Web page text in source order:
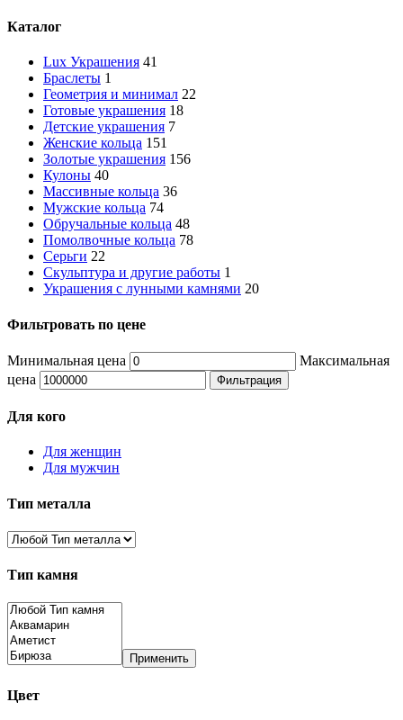
Каталог
Lux Украшения 41
Браслеты 1
Геометрия и минимал 22
Готовые украшения 18
Детские украшения 7
Женские кольца 151
Золотые украшения 156
Кулоны 40
Массивные кольца 36
Мужские кольца 74
Обручальные кольца 48
Помолвочные кольца 78
Серьги 22
Скульптура и другие работы 1
Украшения с лунными камнями 20
Фильтровать по цене
Минимальная цена
Максимальная
цена
Фильтрация
Для кого
Для женщин
Для мужчин
Тип металла
Тип камня
Применить
Цвет